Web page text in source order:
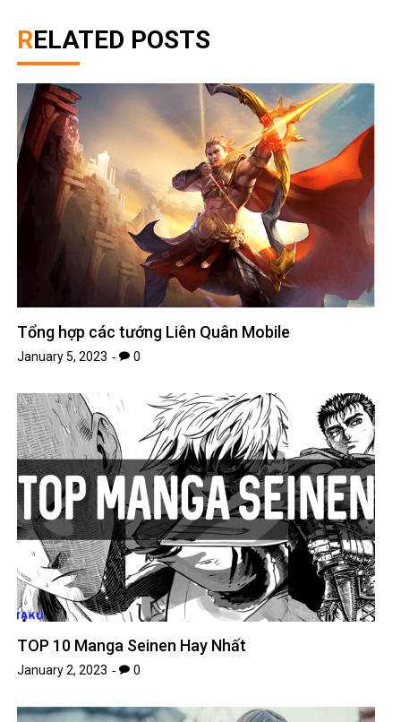
RELATED POSTS
Tổng hợp các tướng Liên Quân Mobile
January 5, 2023 0
TOP 10 Manga Seinen Hay Nhất
January 2, 2023 0